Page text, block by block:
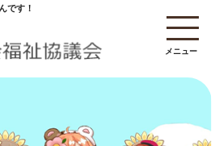
メニュー
です！